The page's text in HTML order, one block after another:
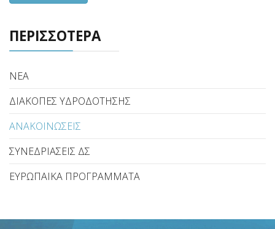
ΠΕΡΙΣΣΟΤΕΡΑ
ΝΕΑ
ΔΙΑΚΟΠΕΣ ΥΔΡΟΔΟΤΗΣΗΣ
ΑΝΑΚΟΙΝΩΣΕΙΣ
ΣΥΝΕΔΡΙΑΣΕΙΣ ΔΣ
ΕΥΡΩΠΑΙΚΑ ΠΡΟΓΡΑΜΜΑΤΑ